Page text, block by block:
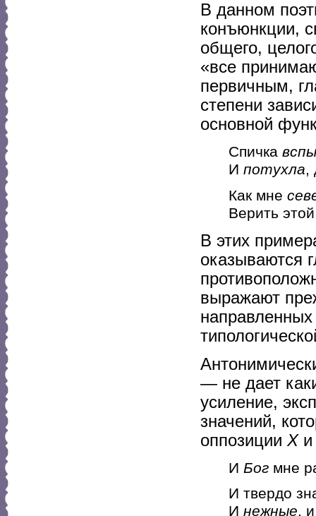
В данном
конъюнкции,
общего,
«все
первичным,
степени
основной
Спичка
И потухла,
Как мне
Верить
В этих
оказываются
выражают
направленных
— не дает
усиление,
значений,
оппозиции X
И Бог мне
И твердо
И нежные,